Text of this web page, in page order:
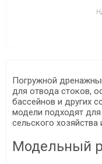
Погружной
для отвода стоков,
бассейнов и других
модели подходят
сельского
Модельный